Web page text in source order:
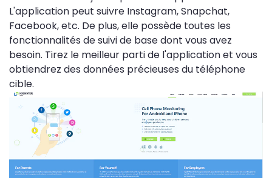
L'application peut suivre Instagram, Snapchat,
Facebook, etc. De plus, elle possède toutes les
fonctionnalités de suivi de base dont vous avez
besoin. Tirez le meilleur parti de l'application et vous
obtiendrez des données précieuses du téléphone
cible.